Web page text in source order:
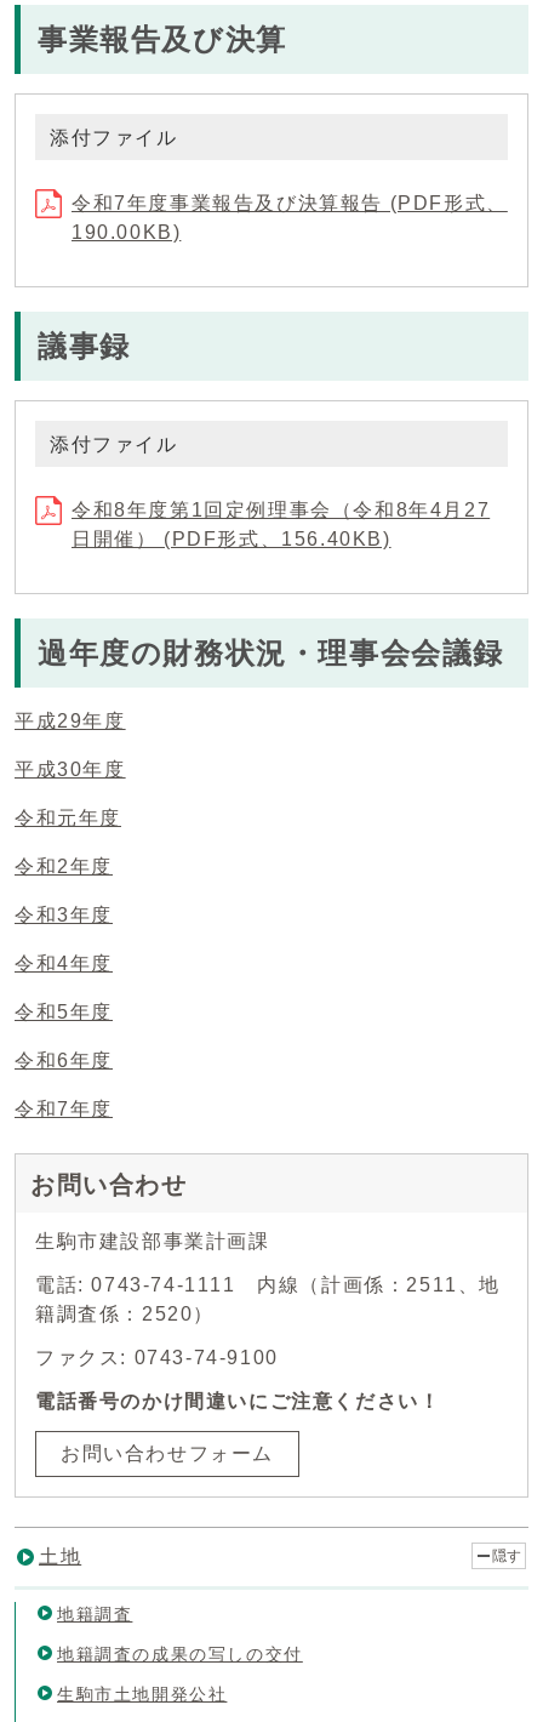
事業報告及び決算
添付ファイル
令和7年度事業報告及び決算報告 (PDF形式、
190.00KB)
議事録
添付ファイル
令和8年度第1回定例理事会（令和8年4月27
日開催） (PDF形式、156.40KB)
過年度の財務状況・理事会会議録
平成29年度
平成30年度
令和元年度
令和2年度
令和3年度
令和4年度
令和5年度
令和6年度
令和7年度
お問い合わせ
生駒市建設部事業計画課
電話: 0743-74-1111 内線（計画係：2511、地
籍調査係：2520）
ファクス: 0743-74-9100
電話番号のかけ間違いにご注意ください！
お問い合わせフォーム
土地 隠す
地籍調査
地籍調査の成果の写しの交付
生駒市土地開発公社